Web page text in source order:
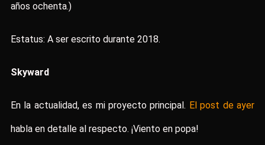
años ochenta.)
Estatus: A ser escrito durante 2018.
Skyward
En la actualidad, es mi proyecto principal. El post de ayer
habla en detalle al respecto. ¡Viento en popa!